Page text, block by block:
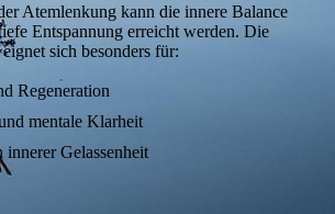
Atemlenkung kann die innere Balance
Entspannung erreicht werden. Die
sich besonders für:
Regeneration
mentale Klarheit
innerer Gelassenheit